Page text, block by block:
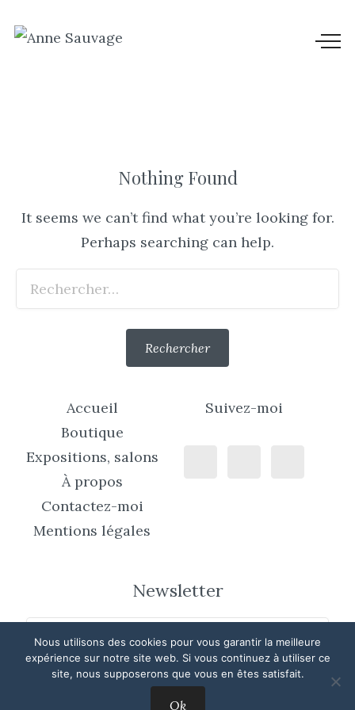
Nothing Found
It seems we can’t find what you’re looking for.
Perhaps searching can help.
Accueil
Boutique
Expositions, salons
À propos
Contactez-moi
Mentions légales
Suivez-moi
Newsletter
Nous utilisons des cookies pour vous garantir la meilleure
expérience sur notre site web. Si vous continuez à utiliser ce
site, nous supposerons que vous en êtes satisfait.
Ok